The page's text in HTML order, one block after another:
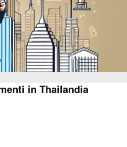
in Thailandia